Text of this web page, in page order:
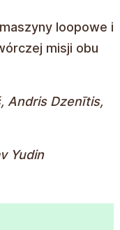
loopowe i
misji obu
Andris Dzenītis,
Yudin